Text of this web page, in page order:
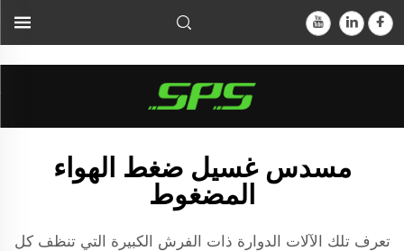
غسالات السيارات الأوتوماتيكية...">
مسدس غسيل ضغط الهواء
المضغوط
تعرف تلك الآلات الدوارة ذات الفرش الكبيرة التي تنظف كل